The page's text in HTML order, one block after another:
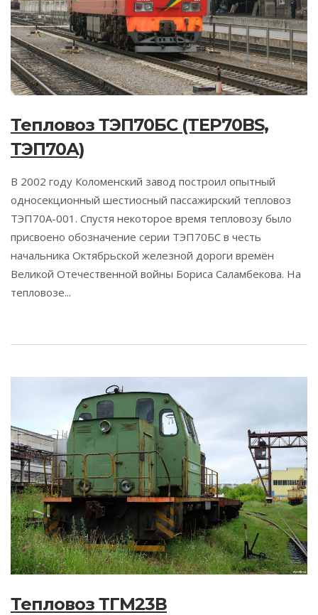
Тепловоз ТЭП70БС (TEP70BS,
ТЭП70А)
В 2002 году Коломенский завод построил опытный
односекционный шестиосный пассажирский тепловоз
ТЭП70А-001. Спустя некоторое время тепловозу было
присвоено обозначение серии ТЭП70БС в честь
начальника Октябрьской железной дороги времён
Великой Отечественной войны Бориса Саламбекова. На
тепловозе...
Тепловоз ТГМ23В